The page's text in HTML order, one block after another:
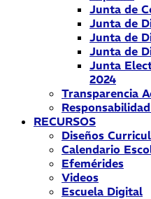
Junta de
Junta de
Junta de
Junta de
Junta
2024
Transparencia
RECURSOS
Diseños
Calendario
Efemérides
Videos
Escuela Digital